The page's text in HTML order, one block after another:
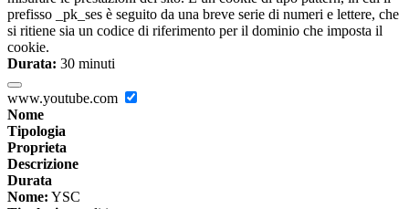
prefisso _pk_ses è seguito da una breve serie di numeri e lettere, che
si ritiene sia un codice di riferimento per il dominio che imposta il
cookie.
Durata: 30 minuti
www.youtube.com
Nome
Tipologia
Proprieta
Descrizione
Durata
Nome: YSC